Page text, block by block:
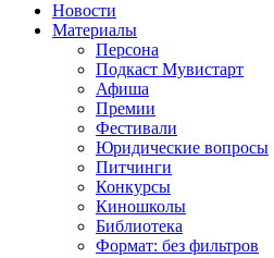
Новости
Материалы
Персона
Подкаст Мувистарт
Афиша
Премии
Фестивали
Юридические вопросы
Питчинги
Конкурсы
Киношколы
Библиотека
Формат: без фильтров